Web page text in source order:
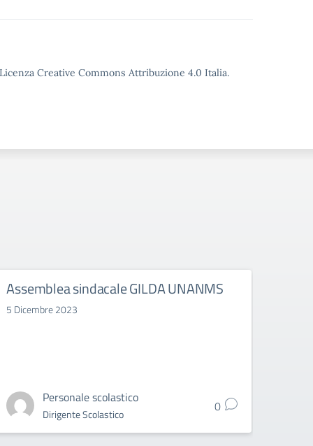
Creative Commons Attribuzione 4.0 Italia.
Assemblea sindacale GILDA UNANMS
5 Dicembre 2023
Personale scolastico
Dirigente Scolastico 0